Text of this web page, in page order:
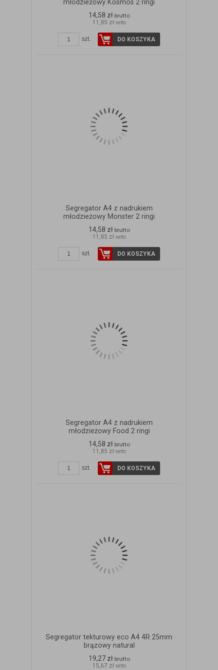
młodzieżowy Kosmos 2 ringi
14,58 zł brutto
11,85 zł netto
szt. DO KOSZYKA
Segregator A4 z nadrukiem
młodzieżowy Monster 2 ringi
14,58 zł brutto
11,85 zł netto
szt. DO KOSZYKA
Segregator A4 z nadrukiem
młodzieżowy Food 2 ringi
14,58 zł brutto
11,85 zł netto
szt. DO KOSZYKA
Segregator tekturowy eco A4 4R 25mm
brązowy natural
19,27 zł brutto
15,67 zł netto